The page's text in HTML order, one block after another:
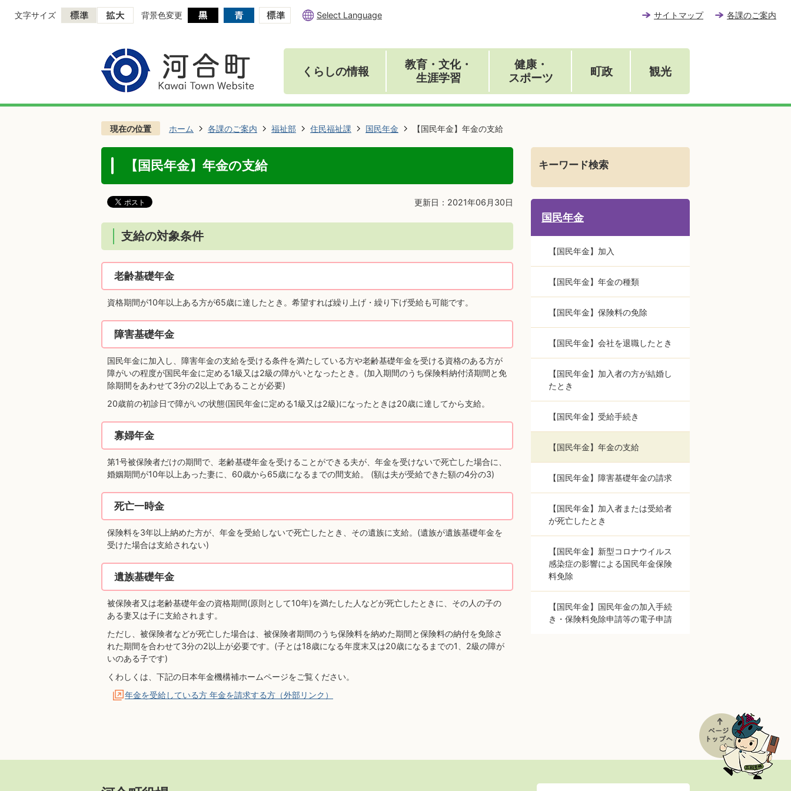
文字サイズ 背景色変更 Select Language サイトマップ 各課のご案内
くらしの情報
教育・文化・
生涯学習
健康・
スポーツ
町政 観光
現在の位置 ホーム 各課のご案内 福祉部 住民福祉課 国民年金 【国民年金】年金の支給
【国民年金】年金の支給
更新日：2021年06月30日
支給の対象条件
老齢基礎年金
資格期間が10年以上ある方が65歳に達したとき。希望すれば繰り上げ・繰り下げ受給も可能です。
障害基礎年金
国民年金に加入し、障害年金の支給を受ける条件を満たしている方や老齢基礎年金を受ける資格のある方が
障がいの程度が国民年金に定める1級又は2級の障がいとなったとき。(加入期間のうち保険料納付済期間と免
除期間をあわせて3分の2以上であることが必要)
20歳前の初診日で障がいの状態(国民年金に定める1級又は2級)になったときは20歳に達してから支給。
寡婦年金
第1号被保険者だけの期間で、老齢基礎年金を受けることができる夫が、年金を受けないで死亡した場合に、
婚姻期間が10年以上あった妻に、60歳から65歳になるまでの間支給。 (額は夫が受給できた額の4分の3)
死亡一時金
保険料を3年以上納めた方が、年金を受給しないで死亡したとき、その遺族に支給。(遺族が遺族基礎年金を
受けた場合は支給されない)
遺族基礎年金
被保険者又は老齢基礎年金の資格期間(原則として10年)を満たした人などが死亡したときに、その人の子の
ある妻又は子に支給されます。
ただし、被保険者などが死亡した場合は、被保険者期間のうち保険料を納めた期間と保険料の納付を免除さ
れた期間を合わせて3分の2以上が必要です。(子とは18歳になる年度末又は20歳になるまでの1、2級の障が
いのある子です)
くわしくは、下記の日本年金機構補ホームページをご覧ください。
年金を受給している方 年金を請求する方（外部リンク）
キーワード検索
国民年金
【国民年金】加入
【国民年金】年金の種類
【国民年金】保険料の免除
【国民年金】会社を退職したとき
【国民年金】加入者の方が結婚し
たとき
【国民年金】受給手続き
【国民年金】年金の支給
【国民年金】障害基礎年金の請求
【国民年金】加入者または受給者
が死亡したとき
【国民年金】新型コロナウイルス
感染症の影響による国民年金保険
料免除
【国民年金】国民年金の加入手続
き・保険料免除申請等の電子申請